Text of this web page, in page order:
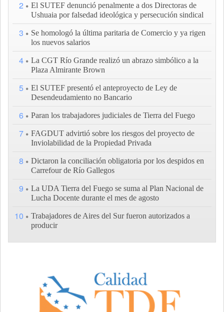
2
El SUTEF denunció penalmente a dos Directoras de
Ushuaia por falsedad ideológica y persecución sindical
3
Se homologó la última paritaria de Comercio y ya rigen
los nuevos salarios
4
La CGT Río Grande realizó un abrazo simbólico a la
Plaza Almirante Brown
5
El SUTEF presentó el anteproyecto de Ley de
Desendeudamiento no Bancario
6 Paran los trabajadores judiciales de Tierra del Fuego
7
FAGDUT advirtió sobre los riesgos del proyecto de
Inviolabilidad de la Propiedad Privada
8
Dictaron la conciliación obligatoria por los despidos en
Carrefour de Río Gallegos
9
La UDA Tierra del Fuego se suma al Plan Nacional de
Lucha Docente durante el mes de agosto
10
Trabajadores de Aires del Sur fueron autorizados a
producir